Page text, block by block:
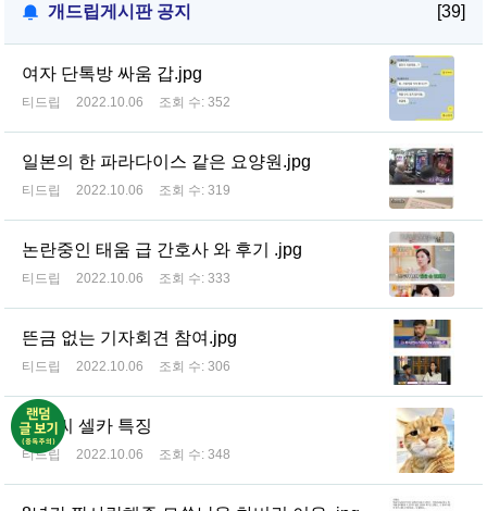
개드립게시판 공지 [39]
여자 단톡방 싸움 갑.jpg
티드립 2022.10.06 조회 수: 352
일본의 한 파라다이스 같은 요양원.jpg
티드립 2022.10.06 조회 수: 319
논란중인 태움 급 간호사 와 후기 .jpg
티드립 2022.10.06 조회 수: 333
뜬금 없는 기자회견 참여.jpg
티드립 2022.10.06 조회 수: 306
아저씨 셀카 특징
티드립 2022.10.06 조회 수: 348